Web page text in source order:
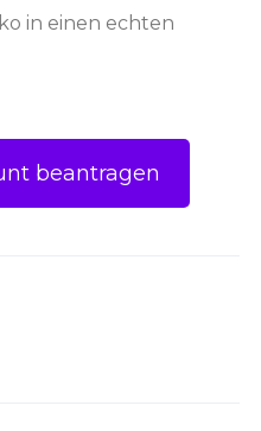
in einen echten
beantragen